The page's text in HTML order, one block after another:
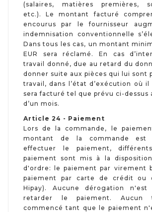
(salaires, matières premières,
etc.). Le montant facturé
encourus par le fournisseur
indemnisation conventionnelle
Dans tous les cas, un montant
EUR sera réclamé. En cas
travail donné, due au retard du
donner suite aux pièces qui lui sont
travail, dans l’état d’exécution où
sera facturé tel que prévu ci-dessus
d’un mois.
Article 24 - Paiement
Lors de la commande, le
montant de la commande est
effectuer le paiement,
paiement sont mis à la
d'ordre: le paiement par virement
paiement par carte de crédit ou
Hipay). Aucune dérogation n'est
retarder le paiement. Aucun
commencé tant que le paiement